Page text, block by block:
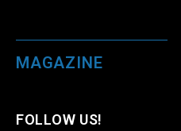
MAGAZINE
FOLLOW US!